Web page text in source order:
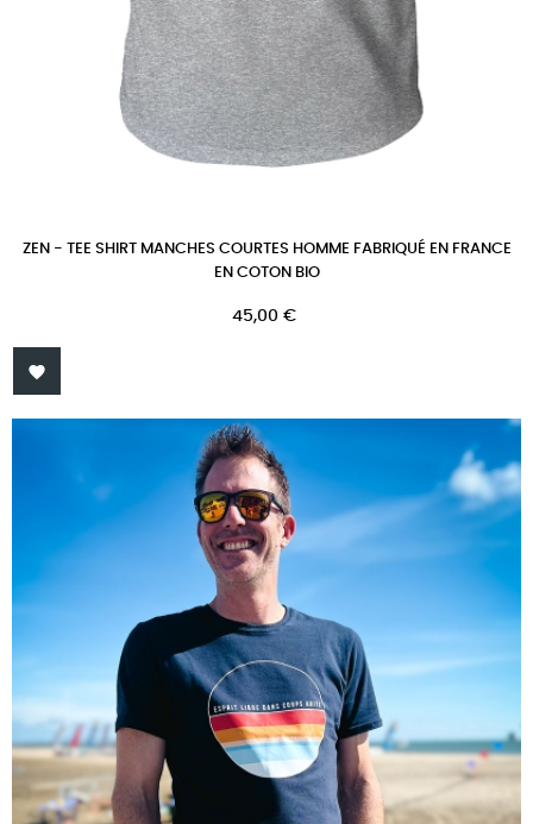
ZEN - TEE SHIRT MANCHES COURTES HOMME FABRIQUÉ EN FRANCE
EN COTON BIO
Prix
45,00 €
